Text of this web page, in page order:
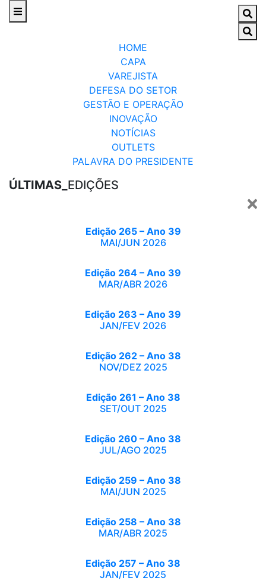
HOME
CAPA
VAREJISTA
DEFESA DO SETOR
GESTÃO E OPERAÇÃO
INOVAÇÃO
NOTÍCIAS
OUTLETS
PALAVRA DO PRESIDENTE
ÚLTIMAS_ EDIÇÕES
Edição 265 – Ano 39
MAI/JUN 2026
Edição 264 – Ano 39
MAR/ABR 2026
Edição 263 – Ano 39
JAN/FEV 2026
Edição 262 – Ano 38
NOV/DEZ 2025
Edição 261 – Ano 38
SET/OUT 2025
Edição 260 – Ano 38
JUL/AGO 2025
Edição 259 – Ano 38
MAI/JUN 2025
Edição 258 – Ano 38
MAR/ABR 2025
Edição 257 – Ano 38
JAN/FEV 2025